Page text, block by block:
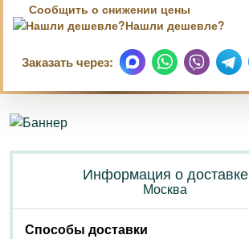
Сообщить о снижении цены
Нашли дешевле?
Заказать через:
Информация о доставке
Москва
Способы доставки